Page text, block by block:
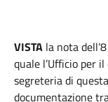
VISTA la nota
quale l’Ufficio per
segreteria di
documentazione